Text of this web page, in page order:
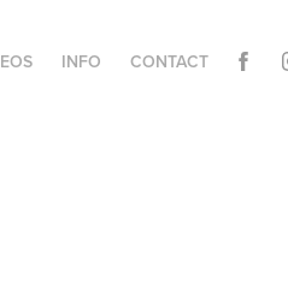
INFO CONTACT